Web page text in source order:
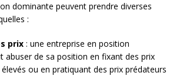
dominante peuvent prendre diverses
:
prix : une entreprise en position
abuser de sa position en fixant des prix
ou en pratiquant des prix prédateurs